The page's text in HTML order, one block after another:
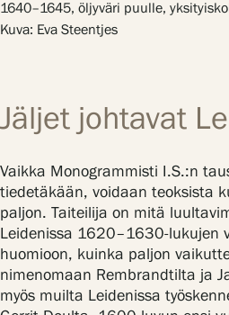
1640–1645, öljyväri puulle,
Kuva: Eva Steentjes
Jäljet johtavat
Vaikka Monogrammisti I.S.:n
tiedetäkään, voidaan teoksista
paljon. Taiteilija on mitä
Leidenissa 1620–1630-lukujen
huomioon, kuinka paljon
nimenomaan Rembrandtilta ja
myös muilta Leidenissa